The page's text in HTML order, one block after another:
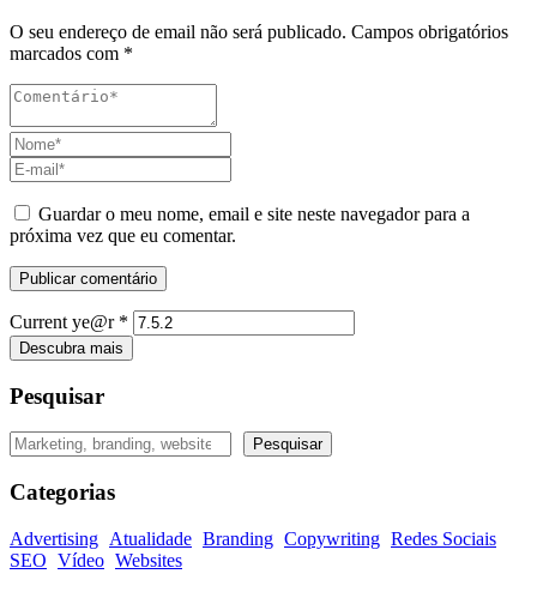
O seu endereço de email não será publicado. Campos obrigatórios
marcados com *
Guardar o meu nome, email e site neste navegador para a
próxima vez que eu comentar.
Current ye@r *
Descubra mais
Pesquisar
Pesquisar Pesquisar
Categorias
Advertising Atualidade Branding Copywriting Redes Sociais
SEO Vídeo Websites